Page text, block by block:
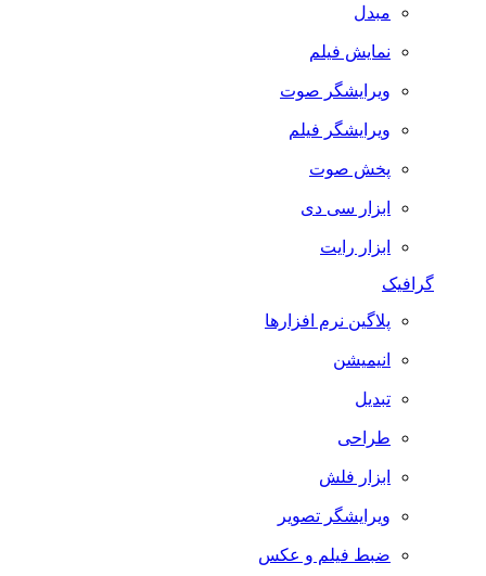
مبدل
نمایش فیلم
ویرایشگر صوت
ویرایشگر فیلم
پخش صوت
ابزار سی دی
ابزار رایت
گرافیک
پلاگین نرم افزارها
انیمیشن
تبدیل
طراحی
ابزار فلش
ویرایشگر تصویر
ضبط فيلم و عكس